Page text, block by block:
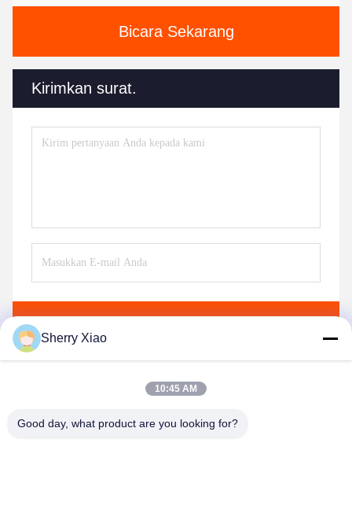
Bicara Sekarang
Kirimkan surat.
Sherry Xiao
10:45 AM
Good day, what product are you looking for?